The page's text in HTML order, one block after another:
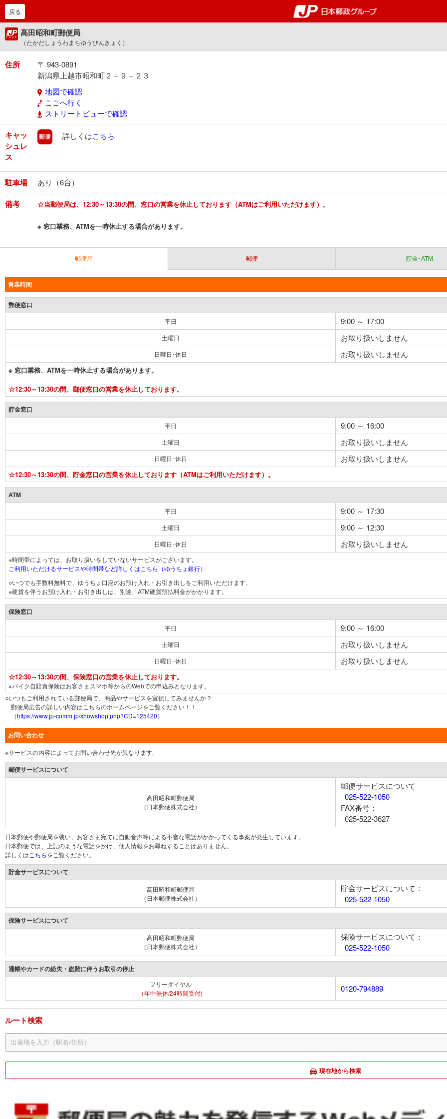
郵便局・日本郵政グルー
戻る
高田昭和町郵便局
（たかだしょうわまちゆうびんきょく）
住所
〒 943-0891
新潟県上越市昭和町２－９－２３
地図で確認
ここへ行く
ストリートビューで確認
キャッ
シュレ
ス
郵便
詳しくはこちら
駐車場 あり（6台）
備考 ☆当郵便局は、12:30～13:30の間、窓口の営業を休止しております（ATMはご利用いただけます）。
※ 窓口業務、ATMを一時休止する場合があります。
郵便局 郵便 貯金･ATM
営業時間
郵便窓口
平日 9:00 ～ 17:00
土曜日 お取り扱いしません
日曜日･休日 お取り扱いしません
※ 窓口業務、ATMを一時休止する場合があります。
☆12:30～13:30の間、郵便窓口の営業を休止しております。
貯金窓口
平日 9:00 ～ 16:00
土曜日 お取り扱いしません
日曜日･休日 お取り扱いしません
☆12:30～13:30の間、貯金窓口の営業を休止しております（ATMはご利用いただけます）。
ATM
平日 9:00 ～ 17:30
土曜日 9:00 ～ 12:30
日曜日･休日 お取り扱いしません
※時間帯によっては、お取り扱いをしていないサービスがございます。
ご利用いただけるサービスや時間帯など詳しくはこちら（ゆうちょ銀行）
○いつでも手数料無料で、ゆうちょ口座のお預け入れ・お引き出しをご利用いただけます。
※硬貨を伴うお預け入れ・お引き出しは、別途、ATM硬貨預払料金がかかります。
保険窓口
平日 9:00 ～ 16:00
土曜日 お取り扱いしません
日曜日･休日 お取り扱いしません
☆12:30～13:30の間、保険窓口の営業を休止しております。
※バイク自賠責保険はお客さまスマホ等からのWebでの申込みとなります。
○いつもご利用されている郵便局で、商品やサービスを宣伝してみませんか？
郵便局広告の詳しい内容はこちらのホームページをご覧ください！！
（https://www.jp-comm.jp/showshop.php?CD=125420）
お問い合わせ
※サービスの内容によってお問い合わせ先が異なります。
郵便サービスについて
高田昭和町郵便局
（日本郵便株式会社）
郵便サービスについて
025-522-1050
FAX番号：
025-522-3627
日本郵便や郵便局を装い、お客さま宛てに自動音声等による不審な電話がかかってくる事案が発生しています。
日本郵便では、上記のような電話をかけ、個人情報をお尋ねすることはありません。
詳しくは こちらをご覧ください。
貯金サービスについて
高田昭和町郵便局
（日本郵便株式会社）
貯金サービスについて：
025-522-1050
保険サービスについて
高田昭和町郵便局
（日本郵便株式会社）
保険サービスについて：
025-522-1050
通帳やカードの紛失・盗難に伴うお取引の停止
フリーダイヤル
（年中無休/24時間受付)
0120-794889
ルート検索
現在地から検索